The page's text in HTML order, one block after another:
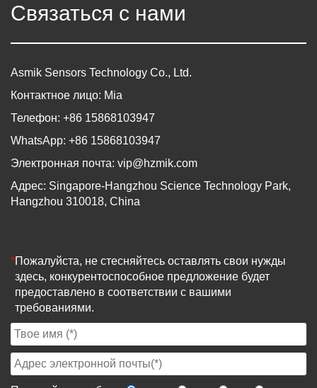
Связаться с нами
Asmik Sensors Technology Co., Ltd.
Контактное лицо: Mia
Телефон: +86 15868103947
WhatsApp: +86 15868103947
Электронная почта: vip@hzmik.com
Адрес: Singapore-Hangzhou Science Technology Park,
Hangzhou 310018, China
*Пожалуйста, не стесняйтесь оставлять свои нужды
здесь, конкурентоспособное предложение будет
предоставлено в соответствии с вашими
требованиями.